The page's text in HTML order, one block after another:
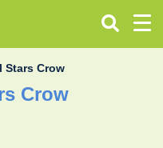
Stars Crow
Crow